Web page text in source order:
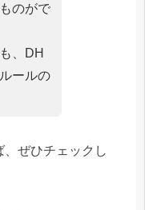
のがで
、DH
ールの
ぜひチェックし